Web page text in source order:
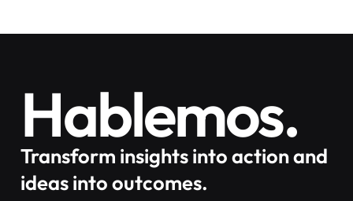
Hablemos.
Transform insights into action and
ideas into outcomes.